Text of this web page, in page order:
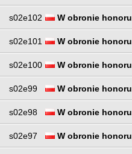
s02e102 W obronie honoru
s02e101 W obronie honoru
s02e100 W obronie honoru
s02e99 W obronie honoru
s02e98 W obronie honoru
s02e97 W obronie honoru